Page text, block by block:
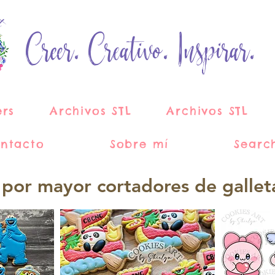
Creer. Creativo. Inspirar.
Archivos STL Archivos STL
Sobre mí
mayor cortadores de